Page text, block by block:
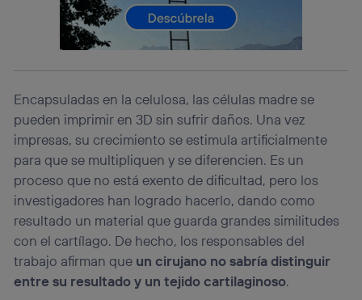
Encapsuladas en la celulosa, las células madre se
pueden imprimir en 3D sin sufrir daños. Una vez
impresas, su crecimiento se estimula artificialmente
para que se multipliquen y se diferencien. Es un
proceso que no está exento de dificultad, pero los
investigadores han logrado hacerlo, dando como
resultado un material que guarda grandes similitudes
con el cartílago. De hecho, los responsables del
trabajo afirman que un cirujano no sabría distinguir
entre su resultado y un tejido cartilaginoso.
el marketing o análisis se realizará en función de las
actividades de navegación de los miembros del hogar
que hayan dado su consentimiento.
navegación del usuario del móvil.
Puedes gestionar los consentimientos Utiq seleccionando
“Administrar Utiq” en la parte inferior de esta página web o
visitando el portal de privacidad de Utiq
(“consenthub”). Para más información, consulta
la política de privacidad de Utiq.